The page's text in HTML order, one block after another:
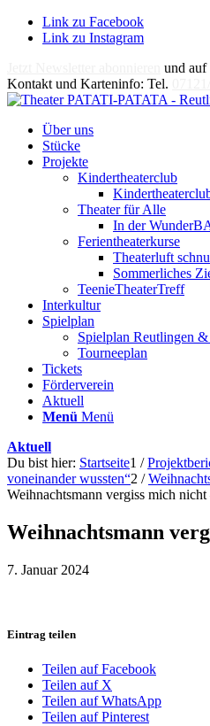
Link zu Facebook
Link zu Instagram
und auf
Kontakt und Karteninfo: Tel.
Über uns
Stücke
Projekte
Kindertheaterclub
Theater für Alle
In der
Ferientheaterkurse
Theaterluft
Sommerliches
TeenieTheaterTreff
Interkultur
Spielplan
Spielplan Reutlingen
Tourneeplan
Tickets
Förderverein
Aktuell
Menü Menü
Aktuell
Du bist hier: Startseite1 /
voneinander wussten“2 /
Weihnachtsmann vergiss mich nicht
Weihnachtsmann
7. Januar 2024
Eintrag teilen
Teilen auf Facebook
Teilen auf X
Teilen auf WhatsApp
Teilen auf Pinterest